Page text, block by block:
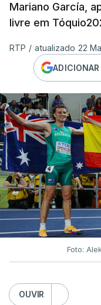
Mariano García,
livre em
RTP / atualizado 22
Foto:
OUVIR